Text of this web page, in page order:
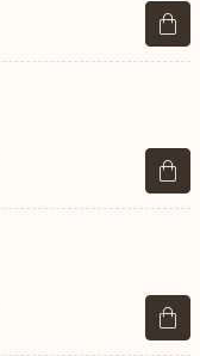
Voir
Voir
Voir